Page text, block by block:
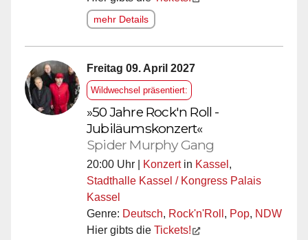
mehr Details
Freitag 09. April 2027
Wildwechsel präsentiert:
»50 Jahre Rock'n Roll -
Jubiläumskonzert«
Spider Murphy Gang
20:00 Uhr | Konzertin Kassel ,
Stadthalle Kassel / Kongress Palais
Kassel
Genre: Deutsch, Rock'n'Roll , Pop, NDW
Hier gibts die Tickets!